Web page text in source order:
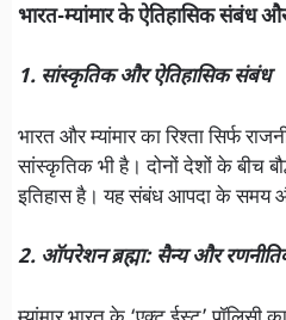
भारत-म्यांमार के ऐतिहासिक संबंध
1. सांस्कृतिक और ऐतिहासिक संबंध
भारत और म्यांमार का रिश्ता सिर्फ
सांस्कृतिक भी है। दोनों देशों के बीच
इतिहास है। यह संबंध आपदा के समय
2. ऑपरेशन ब्रह्मा: सैन्य और